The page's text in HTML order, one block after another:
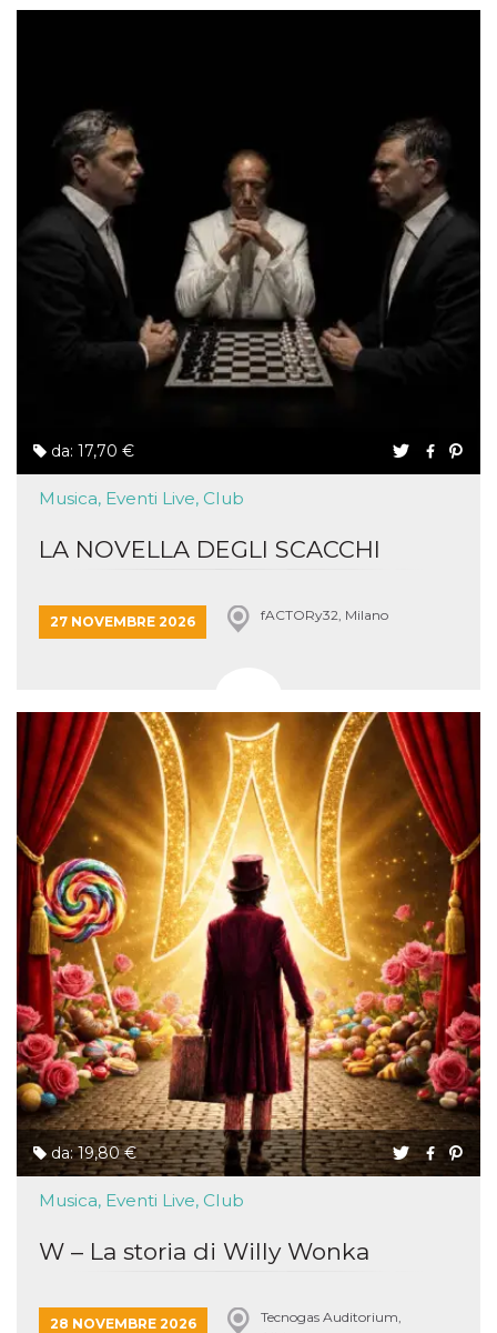
da: 17,70 €
Musica, Eventi Live, Club
LA NOVELLA DEGLI SCACCHI
27 NOVEMBRE 2026 fACTORy32, Milano
da: 19,80 €
Musica, Eventi Live, Club
W – La storia di Willy Wonka
28 NOVEMBRE 2026
Tecnogas Auditorium,